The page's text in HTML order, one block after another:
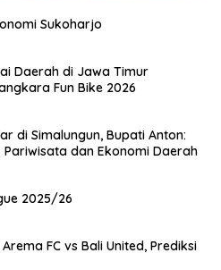
Sukoharjo
Daerah di Jawa Timur
Fun Bike 2026
di Simalungun, Bupati Anton:
dan Ekonomi Daerah
2025/26
FC vs Bali United, Prediksi